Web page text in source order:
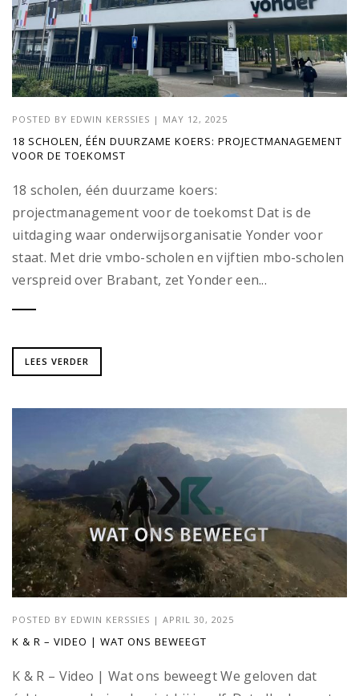
POSTED BY EDWIN KERSSIES | MAY 12, 2025
18 SCHOLEN, ÉÉN DUURZAME KOERS: PROJECTMANAGEMENT
VOOR DE TOEKOMST
18 scholen, één duurzame koers:
projectmanagement voor de toekomst Dat is de
uitdaging waar onderwijsorganisatie Yonder voor
staat. Met drie vmbo-scholen en vijftien mbo-scholen
verspreid over Brabant, zet Yonder een...
LEES VERDER
POSTED BY EDWIN KERSSIES | APRIL 30, 2025
K & R – VIDEO | WAT ONS BEWEEGT
K & R – Video | Wat ons beweegt We geloven dat